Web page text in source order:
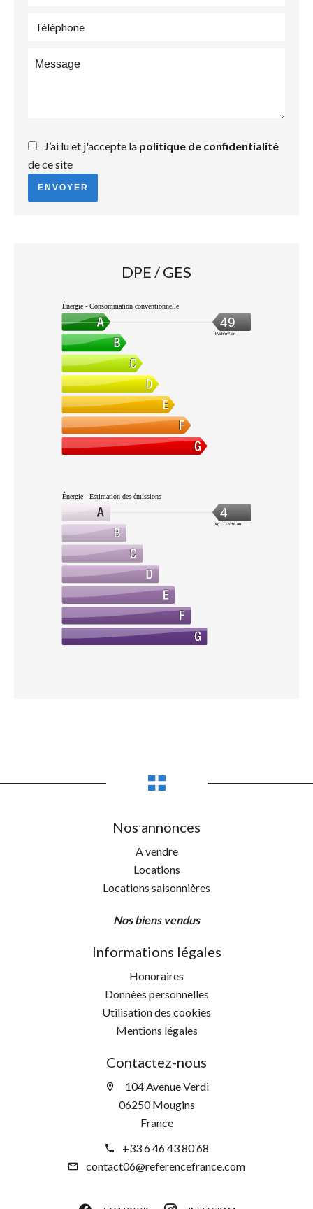
J’ai lu et j'accepte la politique de confidentialité
de ce site
ENVOYER
DPE / GES
Énergie - Consommation conventionnelle
49
kWh/m².an
Énergie - Estimation des émissions
4
kg CO2/m².an
Nos annonces
A vendre
Locations
Locations saisonnières
Nos biens vendus
Informations légales
Honoraires
Données personnelles
Utilisation des cookies
Mentions légales
Contactez-nous
104 Avenue Verdi
06250 Mougins
France
+33 6 46 43 80 68
contact06@referencefrance.com